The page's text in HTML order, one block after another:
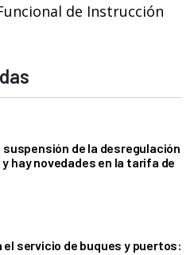
de Instrucción
suspensión de la desregulación
hay novedades en la tarifa de
el servicio de buques y puertos: